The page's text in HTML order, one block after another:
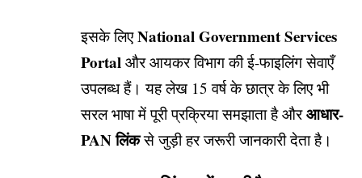
इसके लिएNational Government Services
Portal और आयकर विभाग की ई-फाइलिंग सेवाएँ
उपलब्ध हैं। यह लेख 15 वर्ष के छात्र के लिए भी
सरल भाषा में पूरी प्रक्रिया समझाता है औरआधार-
PAN लिंकसे जुड़ी हर जरूरी जानकारी देता है।